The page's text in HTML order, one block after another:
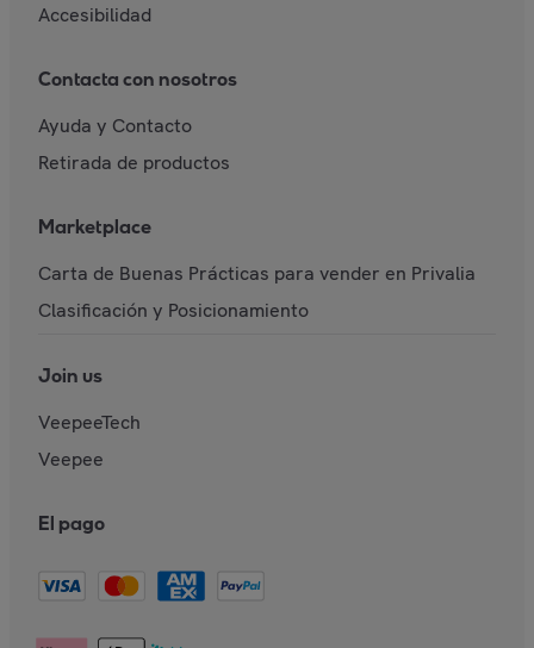
Accesibilidad
Contacta con nosotros
Ayuda y Contacto
Retirada de productos
Marketplace
Carta de Buenas Prácticas para vender en Privalia
Clasificación y Posicionamiento
Join us
VeepeeTech
Veepee
El pago